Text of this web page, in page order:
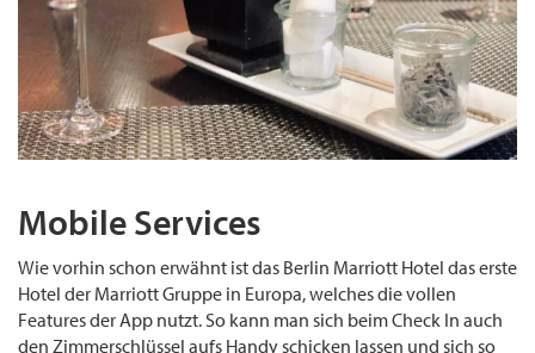
Mobile Services
Wie vorhin schon erwähnt ist das Berlin Marriott Hotel das erste
Hotel der Marriott Gruppe in Europa, welches die vollen
Features der App nutzt. So kann man sich beim Check In auch
den Zimmerschlüssel aufs Handy schicken lassen und sich so